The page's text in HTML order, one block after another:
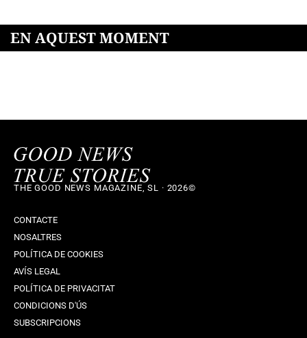
EN AQUEST MOMENT
THE GOOD NEWS MAGAZINE, SL · 2026©
CONTACTE
NOSALTRES
POLÍTICA DE COOKIES
AVÍS LEGAL
POLÍTICA DE PRIVACITAT
CONDICIONS D'ÚS
SUBSCRIPCIONS